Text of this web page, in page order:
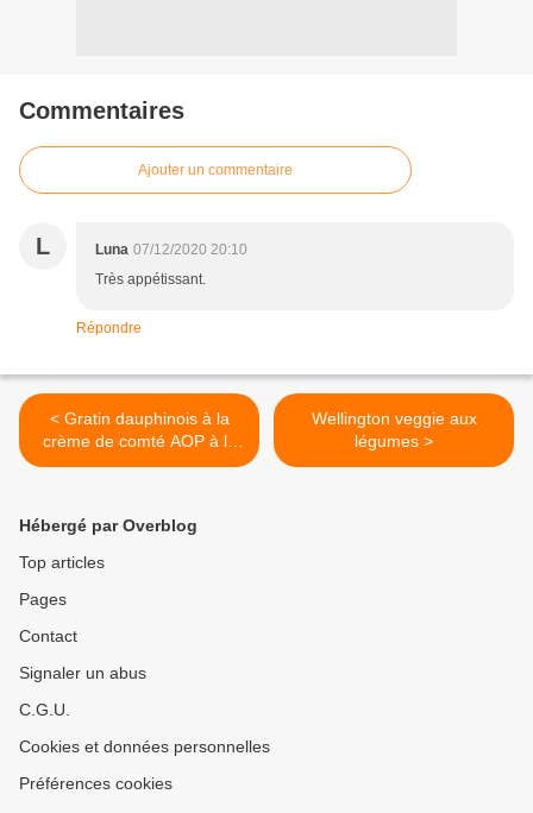
Commentaires
Ajouter un commentaire
L Luna 07/12/2020 20:10
Très appétissant.
Répondre
< Gratin dauphinois à la
crème de comté AOP à la
truffe
Wellington veggie aux
légumes >
Hébergé par Overblog
Top articles
Pages
Contact
Signaler un abus
C.G.U.
Cookies et données personnelles
Préférences cookies